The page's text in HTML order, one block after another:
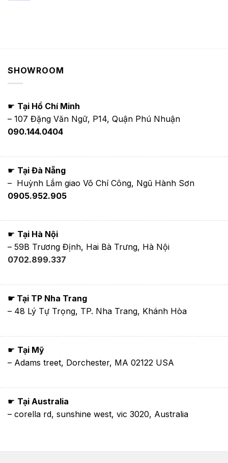
SHOWROOM
☛ Tại Hồ Chí Minh
– 107 Đặng Văn Ngữ, P14, Quận Phú Nhuận
090.144.0404
☛ Tại Đà Nẵng
– Huỳnh Lắm giao Võ Chí Công, Ngũ Hành Sơn
0905.952.905
☛ Tại Hà Nội
– 59B Trương Định, Hai Bà Trưng, Hà Nội
0702.899.337
☛ Tại TP Nha Trang
– 48 Lý Tự Trọng, TP. Nha Trang, Khánh Hòa
☛ Tại Mỹ
– Adams treet, Dorchester, MA 02122 USA
☛ Tại Australia
– corella rd, sunshine west, vic 3020, Australia